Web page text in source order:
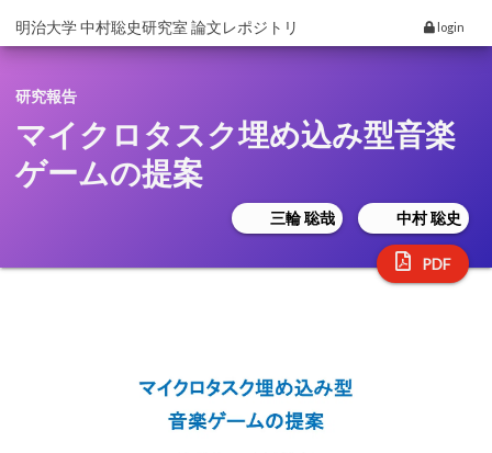
明治大学 中村聡史研究室 論文レポジトリ login
研究報告
マイクロタスク埋め込み型音楽
ゲームの提案
三輪 聡哉 中村 聡史
PDF